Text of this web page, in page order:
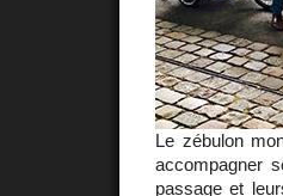
Le zébulon
accompagner
passage et